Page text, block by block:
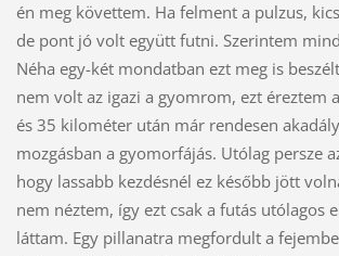
én meg követtem. Ha felment a pulzus,
de pont jó volt együtt futni. Szerintem
Néha egy-két mondatban ezt meg is
nem volt az igazi a gyomrom, ezt éreztem
és 35 kilométer után már rendesen
mozgásban a gyomorfájás. Utólag persze
hogy lassabb kezdésnél ez később jött
nem néztem, így ezt csak a futás utólagos
láttam. Egy pillanatra megfordult a